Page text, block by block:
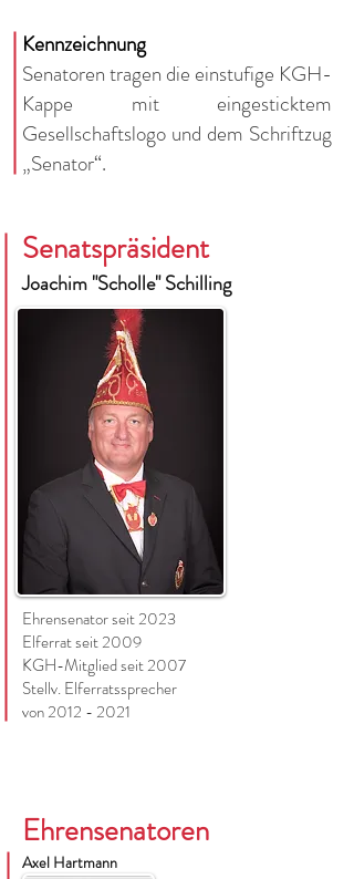
Kennzeichnung
Senatoren tragen die einstufige KGH-
Kappe mit eingesticktem
Gesellschaftslogo und dem Schriftzug
„Senator“.
Senatspräsident
Joachim "Scholle" Schilling
Ehrensenator seit 2023
Elferrat seit 2009
KGH-Mitglied seit 2007
Stellv. Elferratssprecher
von 2012 - 2021
Ehrensenatoren
Axel Hartmann